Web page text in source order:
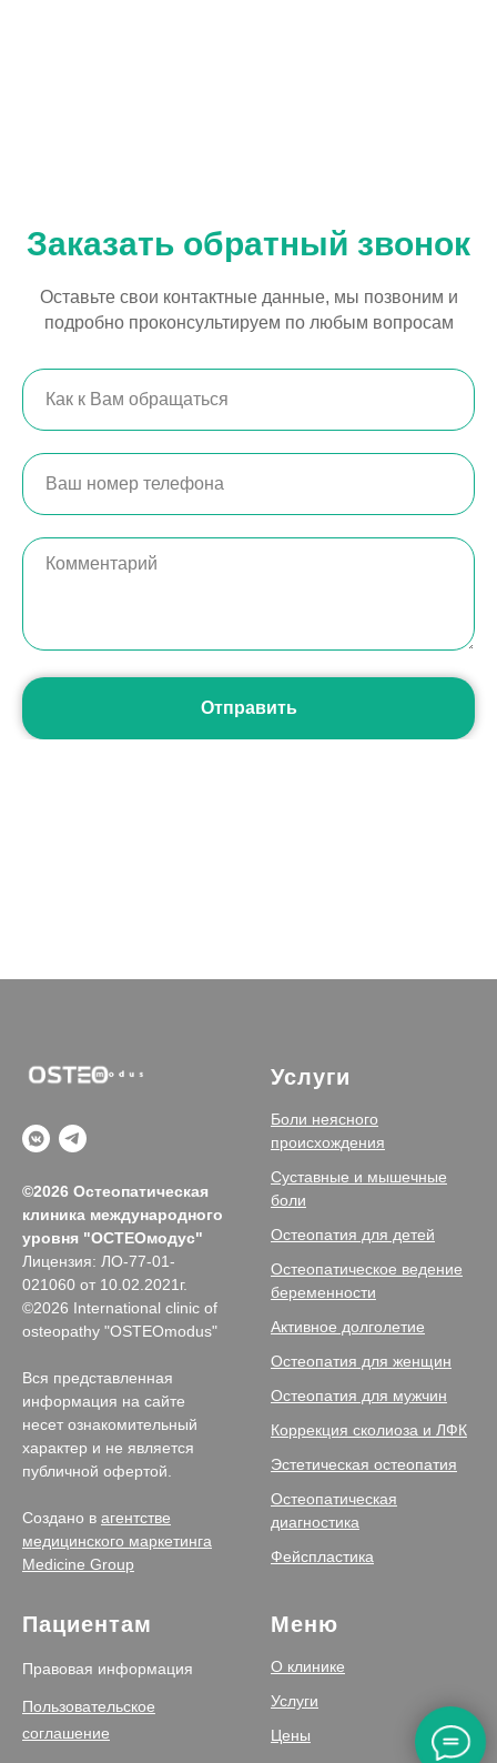
Заказать обратный звонок
Оставьте свои контактные данные, мы позвоним и
подробно проконсультируем по любым вопросам
Отправить
©2026 Остеопатическая
клиника международного
уровня "ОСТЕОмодус"
Лицензия: ЛО-77-01-
021060 от 10.02.2021г.
©2026 International clinic of
osteopathy "OSTEOmodus"
Вся представленная
информация на сайте
несет ознакомительный
характер и не является
публичной офертой.
Создано в агентстве
медицинского маркетинга
Medicine Group
Услуги
Боли неясного
происхождения
Суставные и мышечные
боли
Остеопатия для детей
Остеопатическое ведение
беременности
Активное долголетие
Остеопатия для женщин
Остеопатия для мужчин
Коррекция сколиоза и ЛФК
Эстетическая остеопатия
Остеопатическая
диагностика
Фейспластика
Пациентам
Правовая информация
Пользовательское
соглашение
Меню
О клинике
Услуги
Цены